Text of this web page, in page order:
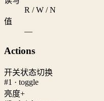
R / W / N
值
—
Actions
开关状态切换
#1 · toggle
亮度+